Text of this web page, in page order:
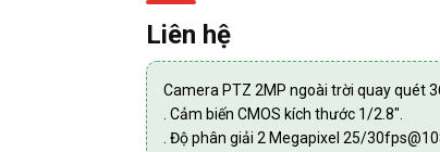
Liên hệ
Camera PTZ 2MP ngoài trời quay quét
. Cảm biến CMOS kích thước 1/2.8″.
. Độ phân giải 2 Megapixel 25/